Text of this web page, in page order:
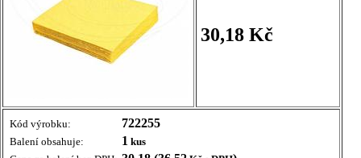
30,18 Kč
Kód výrobku: 722255
Balení obsahuje: 1 kus